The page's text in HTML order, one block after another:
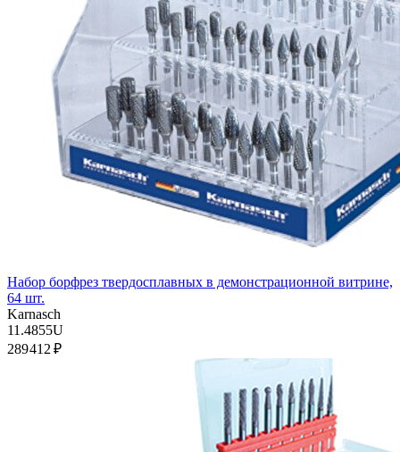
Набор борфрез твердосплавных в демонстрационной витрине,
64 шт.
Karnasch
11.4855U
289 412 ₽